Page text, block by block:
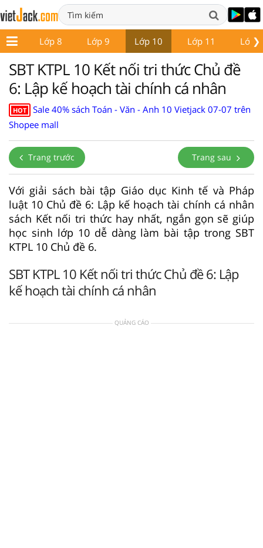
❯
7 Lớp 8 Lớp 9 Lớp 10 Lớp 11 Lớp
SBT KTPL 10 Kết nối tri thức Chủ đề
6: Lập kế hoạch tài chính cá nhân
HOT
Sale 40% sách Toán - Văn - Anh 10 Vietjack 07-07 trên
Shopee mall
Trang trước Trang sau
Với giải sách bài tập Giáo dục Kinh tế và Pháp
luật 10 Chủ đề 6: Lập kế hoạch tài chính cá nhân
sách Kết nối tri thức hay nhất, ngắn gọn sẽ giúp
học sinh lớp 10 dễ dàng làm bài tập trong SBT
KTPL 10 Chủ đề 6.
SBT KTPL 10 Kết nối tri thức Chủ đề 6: Lập
kế hoạch tài chính cá nhân
QUẢNG CÁO